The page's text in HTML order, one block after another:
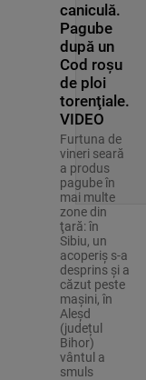
caniculă.
Pagube
după un
Cod roşu
de ploi
torenţiale.
VIDEO
Furtuna de
vineri seară
a produs
pagube în
mai multe
zone din
ţară: în
Sibiu, un
acoperiş s-a
desprins și a
căzut peste
maşini, în
Aleşd
(județul
Bihor)
vântul a
smuls